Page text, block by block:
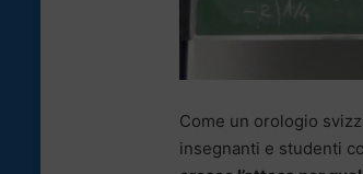
Come un orologio
insegnanti e studenti